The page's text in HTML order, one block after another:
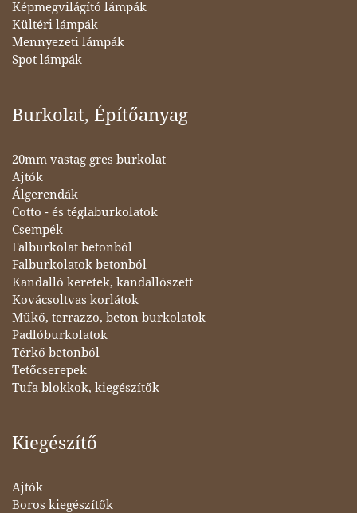
Képmegvilágító lámpák
Kültéri lámpák
Mennyezeti lámpák
Spot lámpák
Burkolat, Építőanyag
20mm vastag gres burkolat
Ajtók
Álgerendák
Cotto - és téglaburkolatok
Csempék
Falburkolat betonból
Falburkolatok betonból
Kandalló keretek, kandallószett
Kovácsoltvas korlátok
Műkő, terrazzo, beton burkolatok
Padlóburkolatok
Térkő betonból
Tetőcserepek
Tufa blokkok, kiegészítők
Kiegészítő
Ajtók
Boros kiegészítők